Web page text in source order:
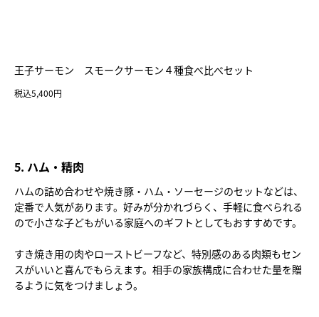
王子サーモン スモークサーモン４種食べ比べセット
税込5,400円
5. ハム・精肉
ハムの詰め合わせや焼き豚・ハム・ソーセージのセットなどは、
定番で人気があります。好みが分かれづらく、手軽に食べられる
ので小さな子どもがいる家庭へのギフトとしてもおすすめです。
すき焼き用の肉やローストビーフなど、特別感のある肉類もセン
スがいいと喜んでもらえます。相手の家族構成に合わせた量を贈
るように気をつけましょう。